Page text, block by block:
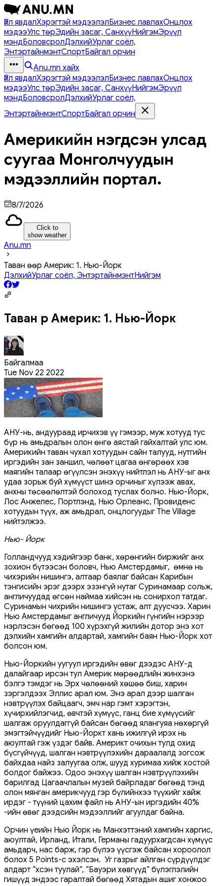
Үйл явдалХэрэгтэй мэдээлэлБизнес лавлахОнцлох
мэдээУлс төрЭдийн засаг, СанхүүНийгэмЭрүүл
мэндБоловсролДэлхийУрлаг соёл,
ЭнтэртайнмэнтСпортБайгал орчин
Anu.mn хайх
Үйл явдалХэрэгтэй мэдээлэлБизнес лавлахОнцлох
мэдээУлс төрЭдийн засаг, СанхүүНийгэмЭрүүл
мэндБоловсролДэлхийУрлаг соёл,
ЭнтэртайнмэнтСпортБайгал орчин
Америкийн нэгдсэн улсад
суугаа Монголчуудын
мэдээллийн портал.
8/7/2026
Click to
show weather
Anu.mn
Таван өөр Америк: 1. Нью-Йорк
ДэлхийУрлаг соёл, ЭнтэртайнмэнтНийгэм
Таван өөр Америк: 1. Нью-Йорк
Байгалмаа
Tue Nov 22 2022
АНУ-нь, андуураад ирчихэв үү гэмээр, муж хотууд тус
бүр нь амьдралын олон өнгө аястай гайхалтай улс юм.
Америкийн таван чухал хотуудын сайн талууд, нутгийн
иргэдийн зан заншил, чөлөөт цагаа өнгөрөөх хэв
маягийн талаар өгүүлсэн энэхүү нийтлэл нь АНУ-ыг анх
удаа зорьж буй хүмүүст шинэ орчиныг хүлээж авах,
анхны төсөөлөлтэй болоход туслах болно. Нью-Йорк,
Лос Анжелес, Портлэнд, Нью Орлеанс, Провиденс
хотуудын түүх, аж амьдрал, онцлогуудыг The Village
нийтэлжээ.
Нью- Йорк
Голландчууд хэдийгээр банк, хөрөнгийн биржийг анх
зохион бүтээсэн боловч, Нью Амстердамыг, өмнө нь
чихэрийн нишингэ, алтаар баялаг байсан Карибын
тэнгисийн эрэг дээрх эзэнгүй нутаг Суринамаар сольж,
англичуудад өгсөн наймаа хийсэн нь сонирхол татдаг.
Суринамын чихрийн нишингэ устаж, алт дуусчээ. Харин
Нью Амстердамыг англичууд Йоркийн гүнгийн нэрээр
нэрлэсэн бөгөөд 100 хүрэхгүй жилийн дотор энэ хот
дэлхийн хамгийн алдартай, хамгийн баян Нью-Йорк хот
болсон юм.
Нью-Йоркийн уугуул иргэдийн өвөг дээдэс АНУ-д
далайгаар ирсэн тул Америк мөрөөдлийн жинхэнэ
бэлгэ тэмдэг нь Эрх чөлөөний хөшөө биш, харин
зэргэлдээх Эллис арал юм. Энэ арал дээр шалган
нэвтрүүлэх байцаагч, эмч нар гэмт хэрэгтэн,
хүчирхийлэгчид, өвчтэй хүмүүс, ганц бие хүмүүсийг
шалгаж оруулдаггүй байсан бөгөөд ялангуяа нөхөргүй
эмэгтэйчүүдийг Нью-Йоркт хань ижилгүй ирэх нь
аюултай гэж үздэг байв. Америкт очихын тулд охид
бүсгүйчүүд, шалган нэвтрүүлэхийн дараалалд зогсож
байхдаа найз залуугаа олж, шууд хуримаа хийж хостой
болдог байжээ. Одоо энэхүү шалган нэвтрүүлэхийн
барилгад Цагаачлалын музей байрладаг бөгөөд тэнд
олон мянган америкчууд гэр бүлийнхээ түүхийг хайж
ирдэг - түүний цахим файл нь АНУ-ын иргэдийн 40%
-ийн өвөг дээдсийн мэдээллийг агуулдаг байна.
Орчин үеийн Нью Йорк нь Манхэттэний хамгийн харгис,
аюултай, Ирланд, Итали, Германы гадуурхагдсан хүмүүс
амьдарч, нас барж, гэр бүлээ үүсгэж байсан хороолол
болох 5 Points-с эхэлсэн. Уг газрыг айлган сүрдүүлдэг
алдарт “Үхсэн туулай”, “Бауэри хөвгүүд” бүлэглэлийн
гишүүд эндээс гаралтай бөгөөд Хятадын ашиг хонжоо